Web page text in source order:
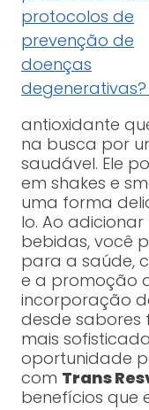
protocolos de
prevenção de
doenças
degenerativas?
antioxidante
na busca por
saudável. Ele
em shakes e
uma forma
lo. Ao adicionar
bebidas, você
para a saúde,
e a promoção
incorporação
desde
mais
oportunidade
com Trans
benefícios que